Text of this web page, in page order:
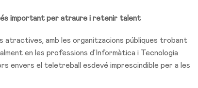
important per atraure i retenir talent
atractives, amb les organitzacions públiques trobant
en les professions d’Informàtica i Tecnologia
envers el teletreball esdevé imprescindible per a les